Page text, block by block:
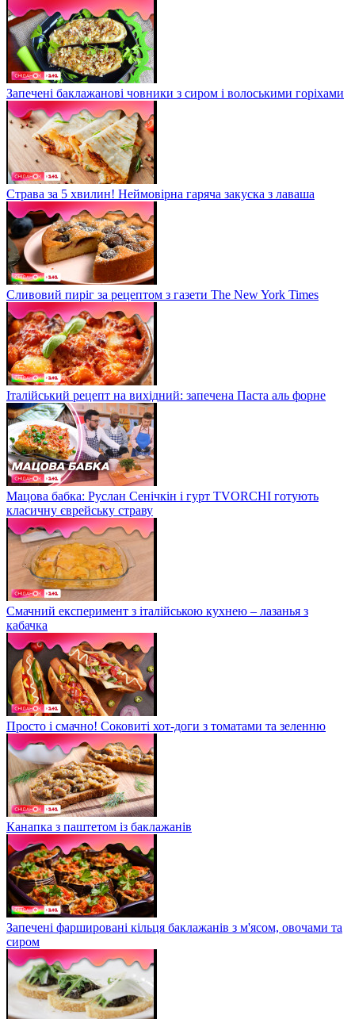
Запечені баклажанові човники з сиром і волоськими горіхами
Страва за 5 хвилин! Неймовірна гаряча закуска з лаваша
Сливовий пиріг за рецептом з газети The New York Times
Італійський рецепт на вихідний: запечена Паста аль форне
Мацова бабка: Руслан Сенічкін і гурт TVORCHI готують
класичну єврейську страву
Смачний експеримент з італійською кухнею – лазанья з
кабачка
Просто і смачно! Соковиті хот-доги з томатами та зеленню
Канапка з паштетом із баклажанів
Запечені фаршировані кільця баклажанів з м'ясом, овочами та
сиром